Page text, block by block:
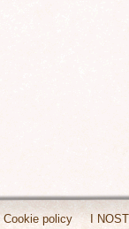
Cookie policy I